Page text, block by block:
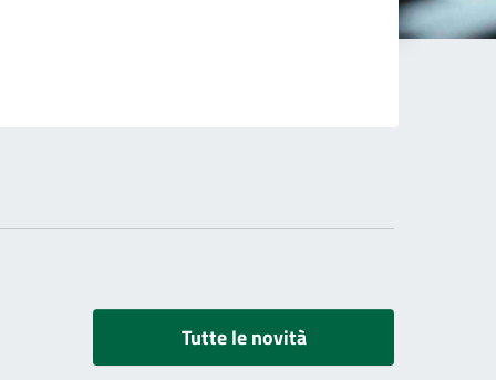
Tutte le novità